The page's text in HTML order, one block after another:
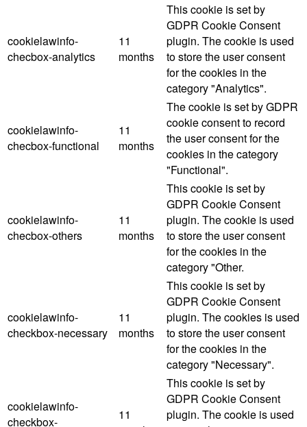
cookielawinfo-
checbox-analytics
11
months
This cookie is set by
GDPR Cookie Consent
plugin. The cookie is used
to store the user consent
for the cookies in the
category "Analytics".
cookielawinfo-
checbox-functional
11
months
The cookie is set by GDPR
cookie consent to record
the user consent for the
cookies in the category
"Functional".
cookielawinfo-
checbox-others
11
months
This cookie is set by
GDPR Cookie Consent
plugin. The cookie is used
to store the user consent
for the cookies in the
category "Other.
cookielawinfo-
checkbox-necessary
11
months
This cookie is set by
GDPR Cookie Consent
plugin. The cookies is used
to store the user consent
for the cookies in the
category "Necessary".
cookielawinfo-
checkbox-
11
This cookie is set by
GDPR Cookie Consent
plugin. The cookie is used